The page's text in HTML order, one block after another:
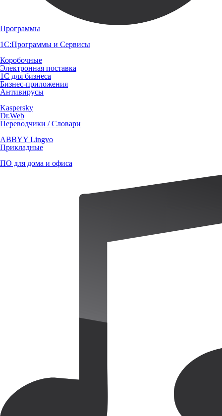
Программы
1С:Программы и Сервисы
Коробочные
Электронная поставка
1С для бизнеса
Бизнес-приложения
Антивирусы
Kaspersky
Dr.Web
Переводчики / Словари
ABBYY Lingvo
Прикладные
ПО для дома и офиса